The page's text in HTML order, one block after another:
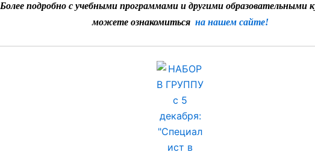
Более подробно с учебными программами и другими образовательными
можете ознакомиться на нашем сайте!